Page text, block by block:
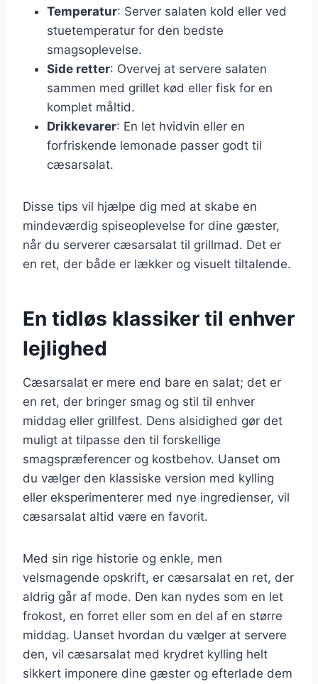
Temperatur: Server salaten kold eller ved
stuetemperatur for den bedste
smagsoplevelse.
Side retter: Overvej at servere salaten
sammen med grillet kød eller fisk for en
komplet måltid.
Drikkevarer: En let hvidvin eller en
forfriskende lemonade passer godt til
cæsarsalat.
Disse tips vil hjælpe dig med at skabe en
mindeværdig spiseoplevelse for dine gæster,
når du serverer cæsarsalat til grillmad. Det er
en ret, der både er lækker og visuelt tiltalende.
En tidløs klassiker til enhver
lejlighed
Cæsarsalat er mere end bare en salat; det er
en ret, der bringer smag og stil til enhver
middag eller grillfest. Dens alsidighed gør det
muligt at tilpasse den til forskellige
smagspræferencer og kostbehov. Uanset om
du vælger den klassiske version med kylling
eller eksperimenterer med nye ingredienser, vil
cæsarsalat altid være en favorit.
Med sin rige historie og enkle, men
velsmagende opskrift, er cæsarsalat en ret, der
aldrig går af mode. Den kan nydes som en let
frokost, en forret eller som en del af en større
middag. Uanset hvordan du vælger at servere
den, vil cæsarsalat med krydret kylling helt
sikkert imponere dine gæster og efterlade dem